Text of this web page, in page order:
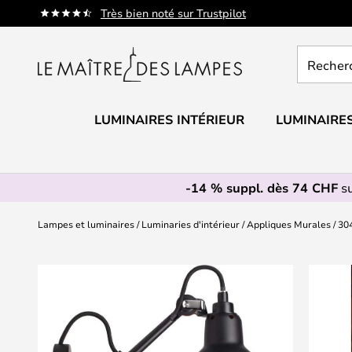
Très bien noté sur Trustpilot
Allez
au
un
LUMINAIRES INTÉRIEUR
-14 % suppl. dès 74 CHF
Lampes et luminaires Luminaries d'intérieur Appliques Murales